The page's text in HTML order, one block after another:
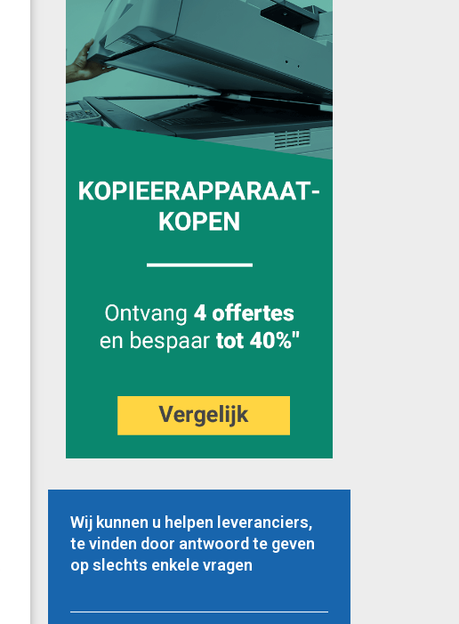
Wij kunnen u helpen leveranciers,
te vinden door antwoord te geven
op slechts enkele vragen